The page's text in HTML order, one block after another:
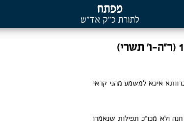
איכא למשמע מהני קראי
ולא מכו"כ תפילות שנאמרו